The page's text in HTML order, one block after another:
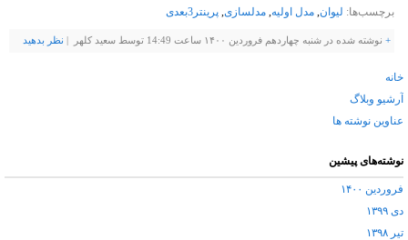
برچسب‌ها: لیوان, مدل اولیه, مدلسازی, پرینتر3بعدی
+ نوشته شده در شنبه چهاردهم فروردین ۱۴۰۰ ساعت 14:49 توسط سعید کلهر | نظر بدهيد
خانه
آرشیو وبلاگ
عناوین نوشته ها
نوشته‌های پیشین
فروردین ۱۴۰۰
دی ۱۳۹۹
تیر ۱۳۹۸